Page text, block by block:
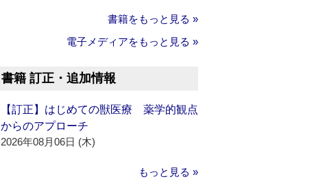
書籍をもっと見る »
電子メディアをもっと見る »
書籍 訂正・追加情報
【訂正】はじめての獣医療 薬学的観点
からのアプローチ
2026年08月06日 (木)
もっと見る »